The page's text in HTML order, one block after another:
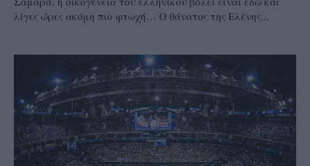
λίγες ώρες ακόμη πιο φτωχή… Ο θάνατος της Ελένης...